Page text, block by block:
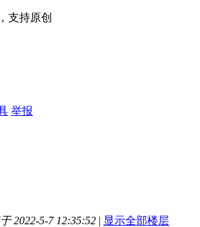
支持原创
举报
2022-5-7 12:35:52 | 显示全部楼层